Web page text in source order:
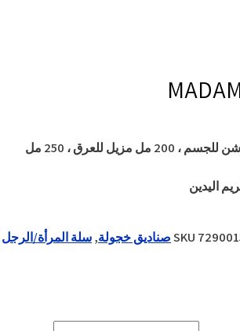
يحتوي على 400 مل لوشن للجسم ، 200 مل مزيل للعرق ، 250 مل
SKUصناديق خجولة,سلة المرأة/الرجل